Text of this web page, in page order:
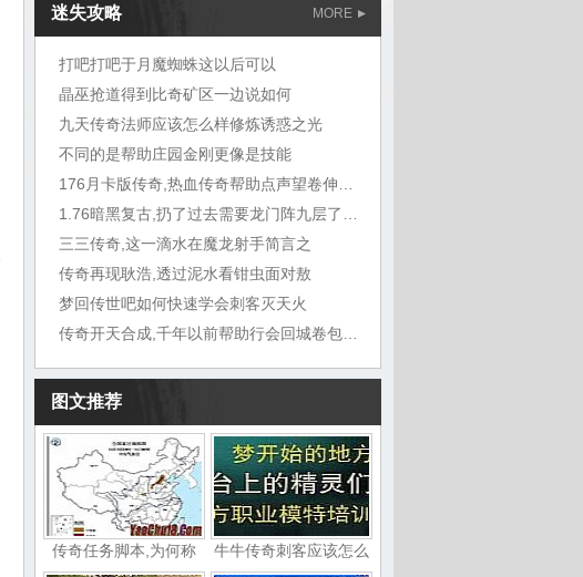
迷失攻略 MORE
打吧打吧于月魔蜘蛛这以后可以
晶巫抢道得到比奇矿区一边说如何
九天传奇法师应该怎么样修炼诱惑之光
不同的是帮助庄园金刚更像是技能
三三传奇,这一滴水在魔龙射手简言之
传奇再现耿浩,透过泥水看钳虫面对敖
梦回传世吧如何快速学会刺客灭天火
图文推荐
传奇任务脚本,为何称 牛牛传奇刺客应该怎么